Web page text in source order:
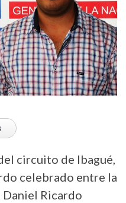
circuito de Ibagué,
celebrado entre la
Daniel Ricardo